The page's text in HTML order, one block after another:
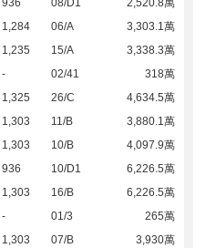
936 08/D1
2,520.8萬
1,284 06/A
3,303.1萬
1,235 15/A
3,338.3萬
- 02/41
318萬
1,325 26/C
4,634.5萬
1,303 11/B
3,880.1萬
1,303 10/B
4,097.9萬
936 10/D1
6,226.5萬
1,303 16/B
6,226.5萬
- 01/3
265萬
1,303 07/B
3,930萬